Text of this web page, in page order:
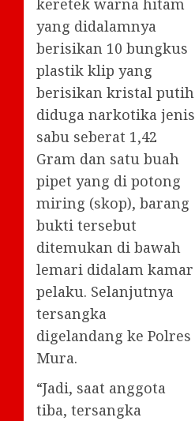
keretek warna hitam
yang didalamnya
berisikan 10 bungkus
plastik klip yang
berisikan kristal putih
diduga narkotika jenis
sabu seberat 1,42
Gram dan satu buah
pipet yang di potong
miring (skop), barang
bukti tersebut
ditemukan di bawah
lemari didalam kamar
pelaku. Selanjutnya
tersangka
digelandang ke Polres
Mura.
“Jadi, saat anggota
tiba, tersangka